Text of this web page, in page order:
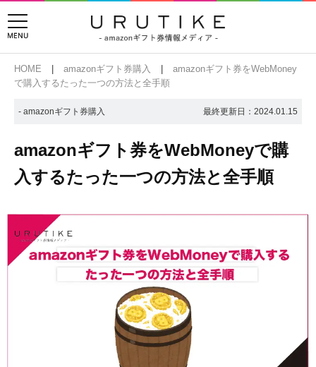
HOME amazonギフト券購入
amazonギフト券をWebMoney
で購入するたった一つの方法と全手順
- amazonギフト券購入 最終更新日： 2024.01.15
amazonギフト券をWebMoneyで購
入するたった一つの方法と全手順